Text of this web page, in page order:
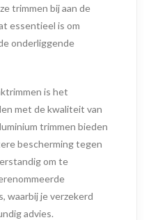
trimmen bij aan de
essentieel is om
onderliggende
is het
met de kwaliteit van
trimmen bieden
bescherming tegen
om te
waarbij je verzekerd
advies.